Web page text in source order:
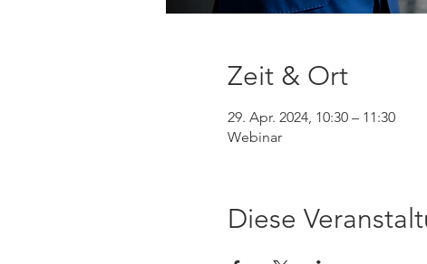
Zeit & Ort
29. Apr. 2024, 10:30 – 11:30
Webinar
Diese